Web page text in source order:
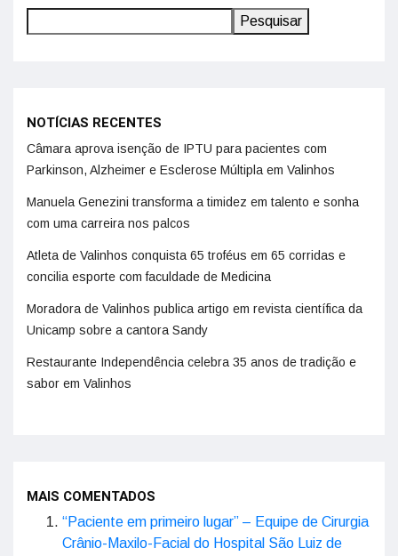
Pesquisar
NOTÍCIAS RECENTES
Câmara aprova isenção de IPTU para pacientes com
Parkinson, Alzheimer e Esclerose Múltipla em Valinhos
Manuela Genezini transforma a timidez em talento e sonha
com uma carreira nos palcos
Atleta de Valinhos conquista 65 troféus em 65 corridas e
concilia esporte com faculdade de Medicina
Moradora de Valinhos publica artigo em revista científica da
Unicamp sobre a cantora Sandy
Restaurante Independência celebra 35 anos de tradição e
sabor em Valinhos
MAIS COMENTADOS
“Paciente em primeiro lugar” – Equipe de Cirurgia
Crânio-Maxilo-Facial do Hospital São Luiz de